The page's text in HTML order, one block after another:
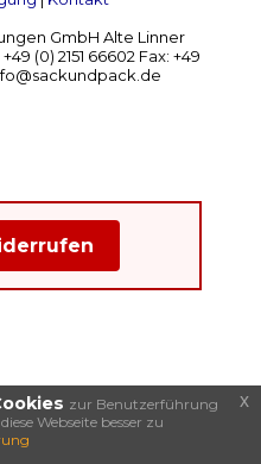
GmbH Alte Linner
(0) 2151 66602 Fax: +49
zur Benutzerführung
Webseite besser zu
x